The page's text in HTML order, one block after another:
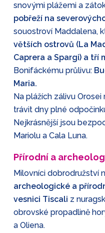
snovými plážemi a
pobřeží na
souostroví Maddalena,
větších ostrovů (La
Caprera a Spargi) a tří
Bonifáckému průlivu:
Maria.
Na plážích zálivu
trávit dny plné
Nejkrásnější jsou
Mariolu a Cala Luna.
Přírodní a
Milovníci dobrodružství
archeologické a
vesnici Tiscali z
obrovské propadlině
a Oliena.